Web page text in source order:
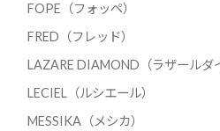
FOPE（フォッペ）
FRED（フレッド）
LAZARE DIAMOND（ラザールダ
LECIEL（ルシエール）
MESSIKA（メシカ）